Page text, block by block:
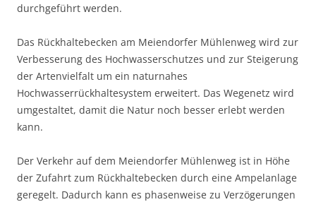
durchgeführt werden.
Das Rückhaltebecken am Meiendorfer Mühlenweg wird zur
Verbesserung des Hochwasserschutzes und zur Steigerung
der Artenvielfalt um ein naturnahes
Hochwasserrückhaltesystem erweitert. Das Wegenetz wird
umgestaltet, damit die Natur noch besser erlebt werden
kann.
Der Verkehr auf dem Meiendorfer Mühlenweg ist in Höhe
der Zufahrt zum Rückhaltebecken durch eine Ampelanlage
geregelt. Dadurch kann es phasenweise zu Verzögerungen